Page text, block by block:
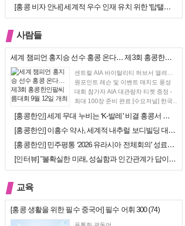
[홍콩 비자 안내] 세계적 우수 인재 유치 위한 ‘탑탤런트 비자(TTPS…
사람들
세계 챔피언 홍지승 선수 홍콩 온다… 제3회 홍콩한인팔씨름대회 9월 12…
센트럴 AIA 바이탈리티 허브서 열려…
원포인트 레슨 및 이벤트 매치도 풍성
대회 참가자 AIA 대관람차 티켓 증정 -
최대 100장 준비 완료 [수요저널] 한국...
[홍콩한인] 세계 무대 누비는 ‘K-발레’ 비결 홍콩서 연다… 정발레스튜…
[홍콩한인] 이흥수 약사, 세계적 내추럴 보디빌딩 대회 WNBF 홍콩서 …
[홍콩한인] 민주평통 ‘2026 유라시아 전체회의’ 성료… 이재명 대통령…
[인터뷰] "불확실한 미래, 성실함과 인간관계가 답이다"… 최강욱 한은 …
교육
[홍콩 생활을 위한 필수 중국어] 필수 어휘 300 (74)